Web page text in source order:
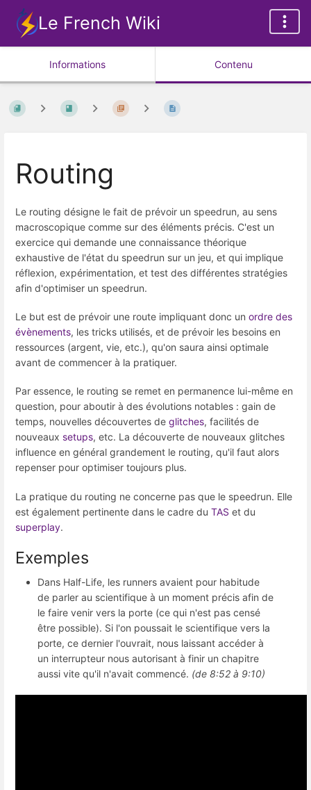
Le French Wiki
Informations Contenu
Routing
Le routing désigne le fait de prévoir un speedrun, au sens
macroscopique comme sur des éléments précis. C'est un
exercice qui demande une connaissance théorique
exhaustive de l'état du speedrun sur un jeu, et qui implique
réflexion, expérimentation, et test des différentes stratégies
afin d'optimiser un speedrun.
Le but est de prévoir une route impliquant donc un ordre des
évènements, les tricks utilisés, et de prévoir les besoins en
ressources (argent, vie, etc.), qu'on saura ainsi optimale
avant de commencer à la pratiquer.
Par essence, le routing se remet en permanence lui-même en
question, pour aboutir à des évolutions notables : gain de
temps, nouvelles découvertes de glitches, facilités de
nouveaux setups, etc. La découverte de nouveaux glitches
influence en général grandement le routing, qu'il faut alors
repenser pour optimiser toujours plus.
La pratique du routing ne concerne pas que le speedrun. Elle
est également pertinente dans le cadre du TAS et du
superplay.
Exemples
Dans Half-Life, les runners avaient pour habitude
de parler au scientifique à un moment précis afin de
le faire venir vers la porte (ce qui n'est pas censé
être possible). Si l'on poussait le scientifique vers la
porte, ce dernier l'ouvrait, nous laissant accéder à
un interrupteur nous autorisant à finir un chapitre
aussi vite qu'il n'avait commencé. (de 8:52 à 9:10)